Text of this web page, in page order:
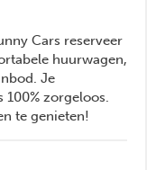
Cars reserveer
huurwagen,
Je
zorgeloos.
te genieten!